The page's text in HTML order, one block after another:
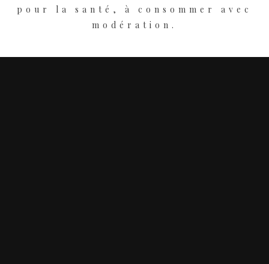
pour la santé, à consommer avec
modération.